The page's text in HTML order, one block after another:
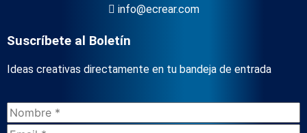
info@ecrear.com
Suscríbete al Boletín
Ideas creativas directamente en tu bandeja de entrada